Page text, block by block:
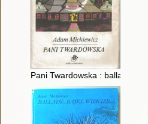
Pani Twardowska : ballada